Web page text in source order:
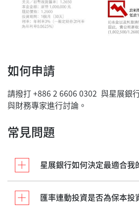
如何申請
請撥打 +886 2 6606 0302 與星展銀
與財務專家進行討論。
常見問題
星展銀行如何決定最適合我
匯率連動投資是否為保本投